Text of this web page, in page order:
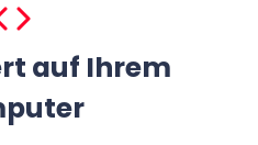
auf Ihrem